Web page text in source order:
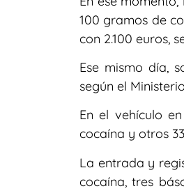
100 gramos de
con 2.100 euros,
Ese mismo día,
según el
En el vehículo
cocaína y otros
La entrada y
cocaína, tres